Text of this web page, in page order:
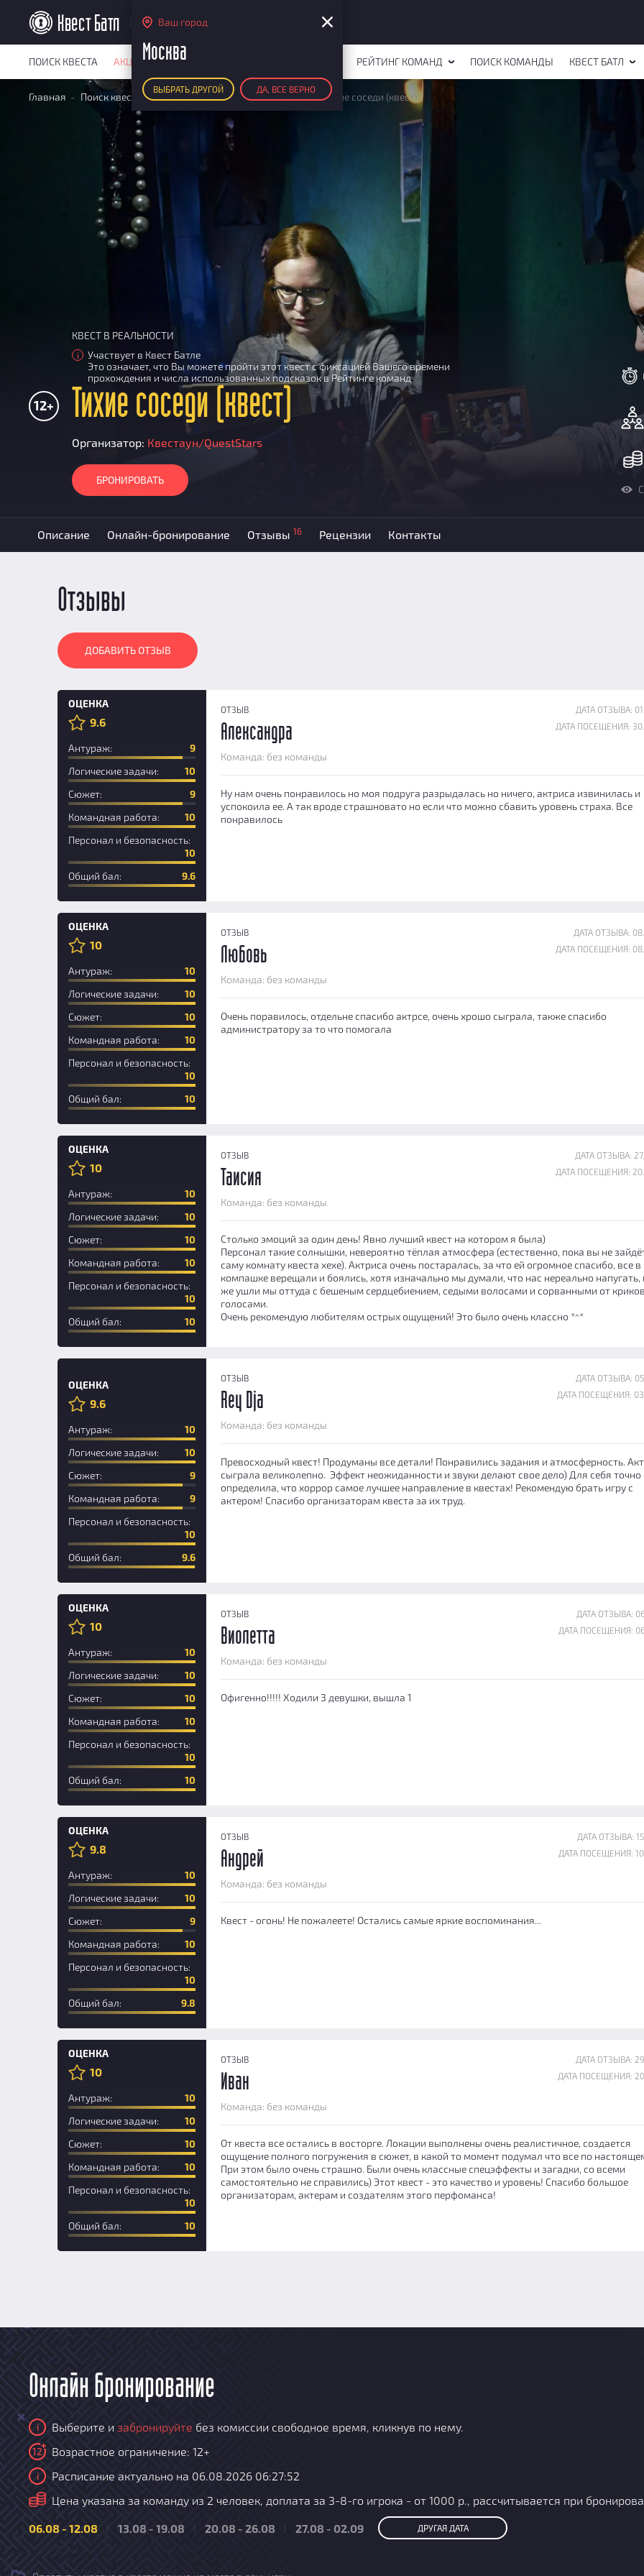
Москва
Ваш город
Москва
ВЫБРАТЬ ДРУГОЙ ДА, ВСЕ ВЕРНО
ПОИСК КВЕСТА АКЦИИ РЕЙТИНГ КВЕСТОВ РЕЙТИНГ КОМАНД ПОИСК КОМАНДЫ КВЕСТ БАТЛ
Главная Поиск квестов Квесты для большой компании Тихие соседи (квест)
КВЕСТ В РЕАЛЬНОСТИ
i
Участвует в Квест Батле
Это означает, что Вы можете пройти этот квест с фиксацией Вашего времени
прохождения и числа использованных подсказок в Рейтинге команд
Тихие соседи (квест)
12+
Организатор: Квестаун/QuestStars
БРОНИРОВАТЬ
Описание Онлайн-бронирование Отзывы 16 Рецензии Контакты
Отзывы
ДОБАВИТЬ ОТЗЫВ
ОЦЕНКА
9.6
Антураж:
9
Логические задачи:
10
Сюжет:
9
Командная работа:
10
Персонал и безопасность:
10
Общий бал:
9.6
ОТЗЫВ
ДАТА ОТЗЫВА:
ДАТА ПОСЕЩЕНИЯ:
Александра
Команда: без команды
Ну нам очень понравилось но моя подруга разрыдалась но ничего, актриса извинилась и
успокоила ее. А так вроде страшновато но если что можно сбавить уровень страха. Все
понравилось
ОЦЕНКА
10
Антураж:
10
Логические задачи:
10
Сюжет:
10
Командная работа:
10
Персонал и безопасность:
10
Общий бал:
10
ОТЗЫВ
ДАТА ОТЗЫВА:
ДАТА ПОСЕЩЕНИЯ:
Любовь
Команда: без команды
Очень поравилось, отдельне спасибо актрсе, очень хрошо сыграла, также спасибо
администратору за то что помогала
ОЦЕНКА
10
Антураж:
10
Логические задачи:
10
Сюжет:
10
Командная работа:
10
Персонал и безопасность:
10
Общий бал:
10
ОТЗЫВ
ДАТА ОТЗЫВА:
ДАТА ПОСЕЩЕНИЯ:
Таисия
Команда: без команды
Столько эмоций за один день! Явно лучший квест на котором я была)
Персонал такие солнышки, невероятно тёплая атмосфера (естественно, пока вы не
саму комнату квеста хехе). Актриса очень постаралась, за что ей огромное спасибо, все в
компашке верещали и боялись, хотя изначально мы думали, что нас нереально напугать,
же ушли мы оттуда с бешеным сердцебиением, седыми волосами и сорванными от криков
голосами.
Очень рекомендую любителям острых ощущений! Это было очень классно *^*
ОЦЕНКА
9.6
Новичок
Антураж:
10
Логические задачи:
10
Сюжет:
9
Командная работа:
9
Персонал и безопасность:
10
Общий бал:
9.6
ОТЗЫВ
ДАТА ОТЗЫВА:
ДАТА ПОСЕЩЕНИЯ:
Rey Dja
Команда: без команды
Превосходный квест! Продуманы все детали! Понравились задания и атмосферность.
сыграла великолепно. Эффект неожиданности и звуки делают свое дело) Для себя точно
определила, что хоррор самое лучшее направление в квестах! Рекомендую брать игру с
актером! Спасибо организаторам квеста за их труд.
ОЦЕНКА
10
Антураж:
10
Логические задачи:
10
Сюжет:
10
Командная работа:
10
Персонал и безопасность:
10
Общий бал:
10
ОТЗЫВ
ДАТА ОТЗЫВА:
ДАТА ПОСЕЩЕНИЯ:
Виолетта
Команда: без команды
Офигенно!!!!! Ходили 3 девушки, вышла 1
ОЦЕНКА
9.8
Антураж:
10
Логические задачи:
10
Сюжет:
9
Командная работа:
10
Персонал и безопасность:
10
Общий бал:
9.8
ОТЗЫВ
ДАТА ОТЗЫВА:
ДАТА ПОСЕЩЕНИЯ:
Андрей
Команда: без команды
Квест - огонь! Не пожалеете! Остались самые яркие воспоминания...
ОЦЕНКА
10
Антураж:
10
Логические задачи:
10
Сюжет:
10
Командная работа:
10
Персонал и безопасность:
10
Общий бал:
10
ОТЗЫВ
ДАТА ОТЗЫВА:
ДАТА ПОСЕЩЕНИЯ:
Иван
Команда: без команды
От квеста все остались в восторге. Локации выполнены очень реалистичное, создается
ощущение полного погружения в сюжет, в какой то момент подумал что все по
При этом было очень страшно. Были очень классные спецэффекты и загадки, со всеми
самостоятельно не справились) Этот квест - это качество и уровень! Спасибо большое
организаторам, актерам и создателям этого перфоманса!
Онлайн бронирование
i Выберите и забронируйте без комиссии свободное время, кликнув по нему.
12 Возрастное ограничение: 12+
i Расписание актуально на 06.08.2026 06:27:52
i Цена указана за команду из 2 человек, доплата за 3-8-го игрока - от 1000 р., рассчитывается при
06.08 - 12.08 13.08 - 19.08 20.08 - 26.08 27.08 - 02.09 ДРУГАЯ ДАТА